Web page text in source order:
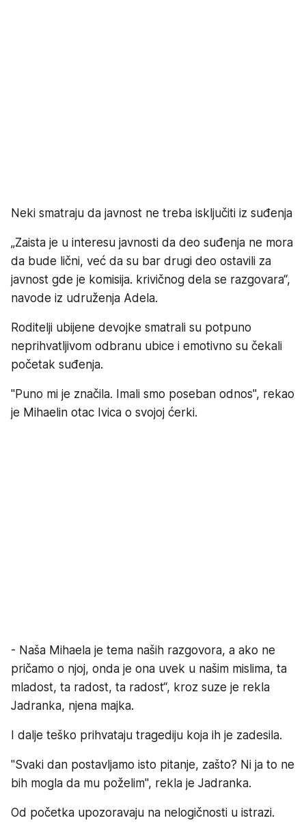
Neki smatraju da javnost ne treba isključiti iz suđenja
„Zaista je u interesu javnosti da deo suđenja ne mora
da bude lični, već da su bar drugi deo ostavili za
javnost gde je komisija. krivičnog dela se razgovara“,
navode iz udruženja Adela.
Roditelji ubijene devojke smatrali su potpuno
neprihvatljivom odbranu ubice i emotivno su čekali
početak suđenja.
"Puno mi je značila. Imali smo poseban odnos", rekao
je Mihaelin otac Ivica o svojoj ćerki.
- Naša Mihaela je tema naših razgovora, a ako ne
pričamo o njoj, onda je ona uvek u našim mislima, ta
mladost, ta radost, ta radost“, kroz suze je rekla
Jadranka, njena majka.
I dalje teško prihvataju tragediju koja ih je zadesila.
"Svaki dan postavljamo isto pitanje, zašto? Ni ja to ne
bih mogla da mu poželim", rekla je Jadranka.
Od početka upozoravaju na nelogičnosti u istrazi.